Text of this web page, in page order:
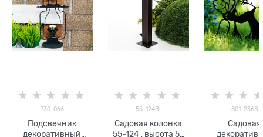
730-066
Подсвечник
декоративный
55-124Br
Садовая колонка
55-124 , высота 53
801-236B
Садовая